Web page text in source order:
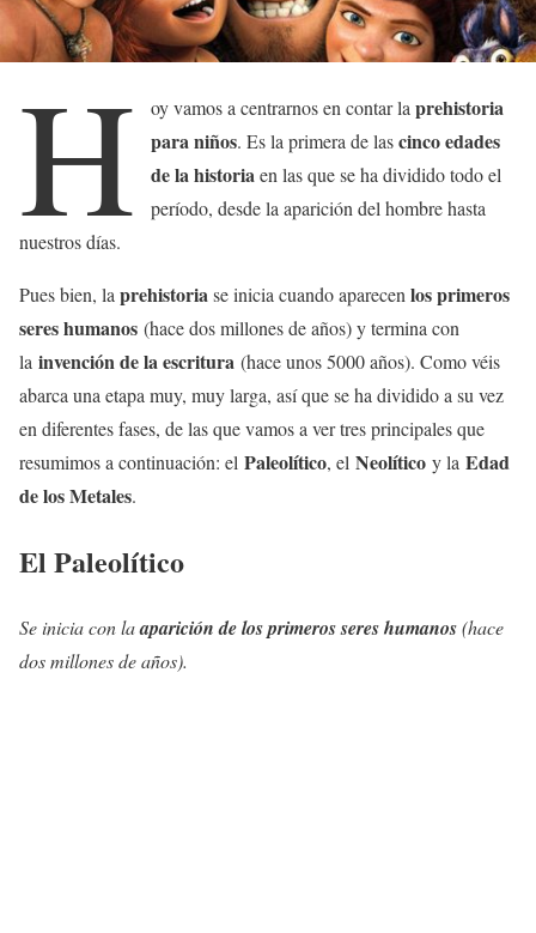
H oy vamos a centrarnos en contar laprehistoria
para niños. Es la primera de lascinco edades
de la historiaen las que se ha dividido todo el
período, desde la aparición del hombre hasta
nuestros días.
Pues bien, la prehistoriase inicia cuando aparecen los primeros
seres humanos (hace dos millones de años) y termina con
la invención de la escritura (hace unos 5000 años). Como véis
abarca una etapa muy, muy larga, así que se ha dividido a su vez
en diferentes fases, de las que vamos a ver tres principales que
resumimos a continuación: el Paleolítico, el Neolítico y la Edad
de los Metales.
El Paleolítico
Se inicia con laaparición de los primeros seres humanos(hace
dos millones de años).